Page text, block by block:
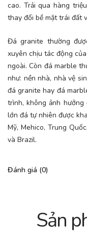
cao. Trải qua hàng
thay đổi bề mặt trái đất
Đá granite thường
xuyên chịu tác động
ngoài. Còn đá marble
như: nền nhà, nhà vệ
đá granite hay đá
trình, không ảnh hưởng
lớn đá tự nhiên được
Mỹ, Mehico, Trung
và Brazil.
Đánh giá (0)
Sản